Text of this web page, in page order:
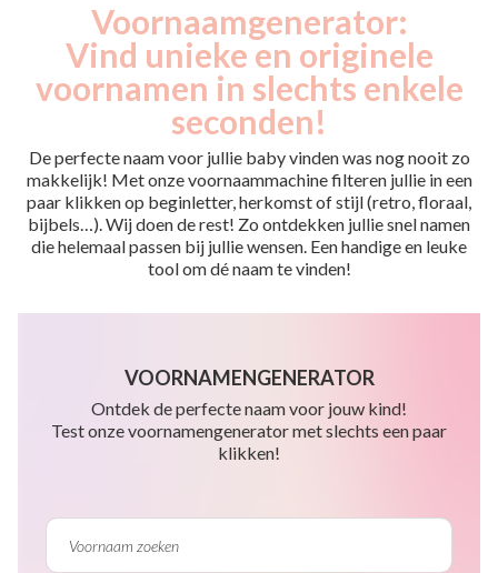
Voornaamgenerator:
Vind unieke en originele
voornamen in slechts enkele
seconden!
De perfecte naam voor jullie baby vinden was nog nooit zo
makkelijk! Met onze voornaammachine filteren jullie in een
paar klikken op beginletter, herkomst of stijl (retro, floraal,
bijbels…). Wij doen de rest! Zo ontdekken jullie snel namen
die helemaal passen bij jullie wensen. Een handige en leuke
tool om dé naam te vinden!
VOORNAMENGENERATOR
Ontdek de perfecte naam voor jouw kind!
Test onze voornamengenerator met slechts een paar
klikken!